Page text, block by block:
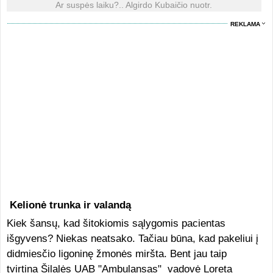
Ar suspės laiku?.. Algirdo Kubaičio nuotr.
REKLAMA
Kelionė trunka ir valandą
Kiek šansų, kad šitokiomis sąlygomis pacientas
išgyvens? Niekas neatsako. Tačiau būna, kad pakeliui į
didmiesčio ligoninę žmonės miršta. Bent jau taip
tvirtina Šilalės UAB "Ambulansas" vadovė Loreta